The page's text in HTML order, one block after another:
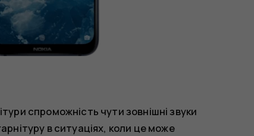
спроможність чути зовнішні звуки
в ситуаціях, коли це може